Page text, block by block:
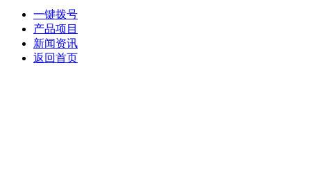
一键拨号
产品项目
新闻资讯
返回首页